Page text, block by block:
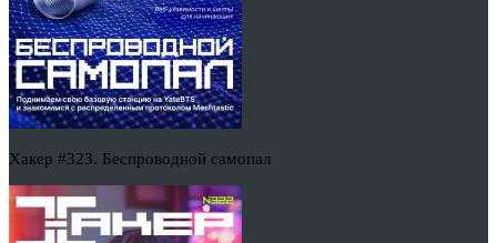
Хакер #323. Беспроводной самопал